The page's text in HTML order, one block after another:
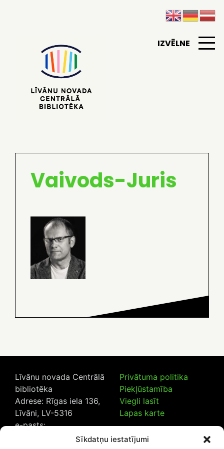
Sīkdatņu iestatījumi
IZVĒLNE
Vaivods-Juris
Līvānu novada Centrālā
bibliotēka
Adrese: Rīgas iela 136,
Līvāni, LV-5316
e-pasts:
Privātuma politika
Piekļūstamība
Viegli lasīt
Lapas karte